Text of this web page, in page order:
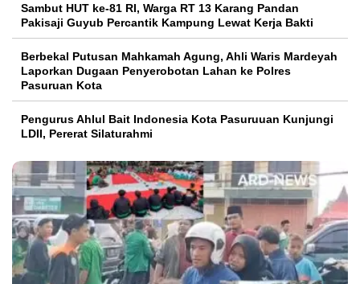
Sambut HUT ke-81 RI, Warga RT 13 Karang Pandan
Pakisaji Guyub Percantik Kampung Lewat Kerja Bakti
Berbekal Putusan Mahkamah Agung, Ahli Waris Mardeyah
Laporkan Dugaan Penyerobotan Lahan ke Polres
Pasuruan Kota
Pengurus Ahlul Bait Indonesia Kota Pasuruuan Kunjungi
LDII, Pererat Silaturahmi